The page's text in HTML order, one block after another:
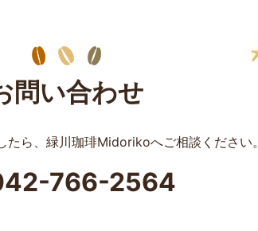
問い合わせ
ら、 緑川珈琲Midorikoへご相談ください。
766-2564